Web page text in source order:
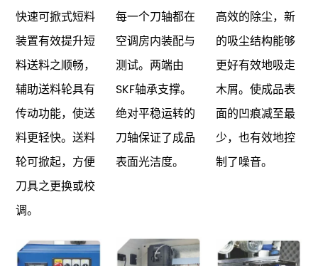
快速可掀式短料
装置有效提升短
料送料之顺畅，
辅助送料轮具有
传动功能，使送
料更轻快。送料
轮可掀起，方便
刀具之更换或校
调。
每一个刀轴都在
空调房内装配与
测试。两端由
SKF轴承支撑。
绝对平稳运转的
刀轴保证了成品
表面光洁度。
高效的除尘，新
的吸尘结构能够
更好有效地吸走
木屑。使成品表
面的凹痕减至最
少，也有效地控
制了噪音。